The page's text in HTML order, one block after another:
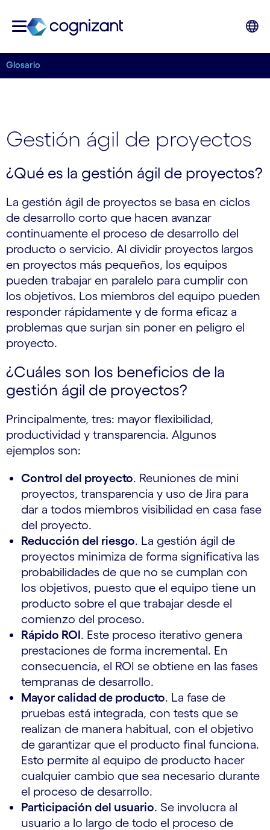
Glosario
Gestión ágil de proyectos
¿Qué es la gestión ágil de proyectos?
La gestión ágil de proyectos se basa en ciclos
de desarrollo corto que hacen avanzar
continuamente el proceso de desarrollo del
producto o servicio. Al dividir proyectos largos
en proyectos más pequeños, los equipos
pueden trabajar en paralelo para cumplir con
los objetivos. Los miembros del equipo pueden
responder rápidamente y de forma eficaz a
problemas que surjan sin poner en peligro el
proyecto.
¿Cuáles son los beneficios de la
gestión ágil de proyectos?
Principalmente, tres: mayor flexibilidad,
productividad y transparencia. Algunos
ejemplos son:
Control del proyecto. Reuniones de mini
proyectos, transparencia y uso de Jira para
dar a todos miembros visibilidad en casa fase
del proyecto.
Reducción del riesgo. La gestión ágil de
proyectos minimiza de forma significativa las
probabilidades de que no se cumplan con
los objetivos, puesto que el equipo tiene un
producto sobre el que trabajar desde el
comienzo del proceso.
Rápido ROI. Este proceso iterativo genera
prestaciones de forma incremental. En
consecuencia, el ROI se obtiene en las fases
tempranas de desarrollo.
Mayor calidad de producto. La fase de
pruebas está integrada, con tests que se
realizan de manera habitual, con el objetivo
de garantizar que el producto final funciona.
Esto permite al equipo de producto hacer
cualquier cambio que sea necesario durante
el proceso de desarrollo.
Participación del usuario. Se involucra al
usuario a lo largo de todo el proceso de